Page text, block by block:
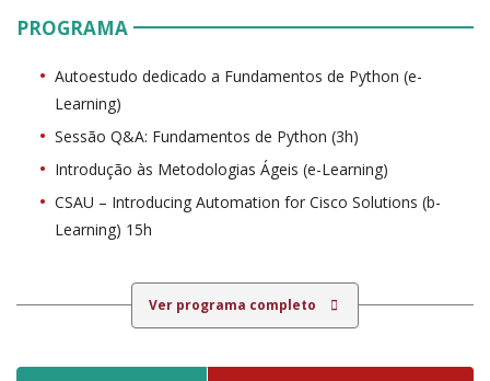
PROGRAMA
Autoestudo dedicado a Fundamentos de Python (e-
Learning)
Sessão Q&A: Fundamentos de Python (3h)
Introdução às Metodologias Ágeis (e-Learning)
CSAU – Introducing Automation for Cisco Solutions (b-
Learning) 15h
Ver programa completo